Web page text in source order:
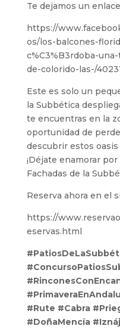
Te dejamos un
https://
os/los-balcones-
c%C3%B3rdoba-
de-colorido-las-/
Este es solo un
la Subbética
te encuentras en la
oportunidad de
descubrir estos
¡Déjate enamorar
Fachadas de la
Reserva ahora en el
https://
eservas.html
#Rute #Cabra
#DoñaMencía